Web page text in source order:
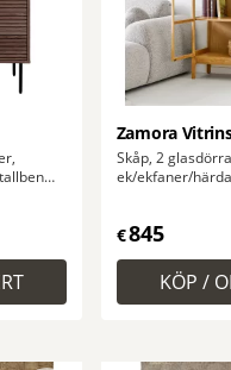
Zamora
Skåp, 2
ek/ekfaner/
€845